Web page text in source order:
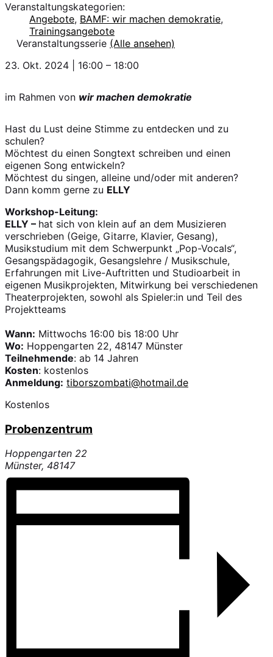
Veranstaltungskategorien:
Angebote, BAMF: wir machen demokratie,
Trainingsangebote
Veranstaltungsserie (Alle ansehen)
23. Okt. 2024
16:00 – 18:00
im Rahmen von wir machen demokratie
Hast du Lust deine Stimme zu entdecken und zu
schulen?
Möchtest du einen Songtext schreiben und einen
eigenen Song entwickeln?
Möchtest du singen, alleine und/oder mit anderen?
Dann komm gerne zu ELLY
Workshop-Leitung:
ELLY – hat sich von klein auf an dem Musizieren
verschrieben (Geige, Gitarre, Klavier, Gesang),
Musikstudium mit dem Schwerpunkt „Pop-Vocals“,
Gesangspädagogik, Gesangslehre / Musikschule,
Erfahrungen mit Live-Auftritten und Studioarbeit in
eigenen Musikprojekten, Mitwirkung bei verschiedenen
Theaterprojekten, sowohl als Spieler:in und Teil des
Projektteams
Wann: Mittwochs 16:00 bis 18:00 Uhr
Wo: Hoppengarten 22, 48147 Münster
Teilnehmende: ab 14 Jahren
Kosten: kostenlos
Anmeldung: tiborszombati@hotmail.de
Kostenlos
Probenzentrum
Hoppengarten 22
Münster, 48147